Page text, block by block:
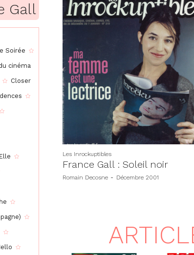
Gall
Soirée
cinéma
Closer
Les Inrockuptibles
France Gall : Soleil noir
Romain Decosne - Décembre 2001